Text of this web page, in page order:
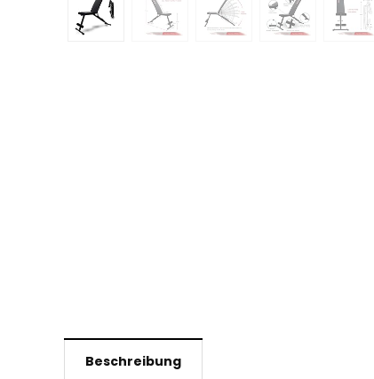
Beschreibung